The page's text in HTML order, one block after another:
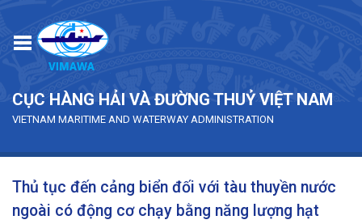
CỤC HÀNG HẢI VÀ ĐƯỜNG THUỶ VIỆT NAM
VIETNAM MARITIME AND WATERWAY ADMINISTRATION
Thủ tục đến cảng biển đối với tàu thuyền nước
ngoài có động cơ chạy bằng năng lượng hạt